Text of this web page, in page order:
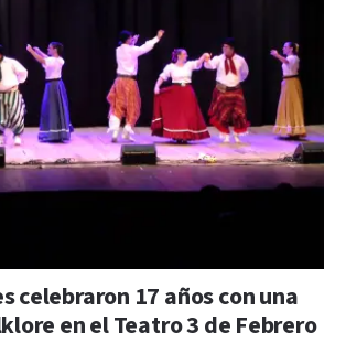
celebraron 17 años con una
en el Teatro 3 de Febrero